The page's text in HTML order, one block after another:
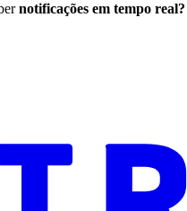
notificações em tempo real?